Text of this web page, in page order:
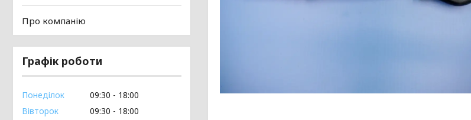
Про компанію
Графік роботи
Понеділок 09:30
18:00
Вівторок
09:30
18:00